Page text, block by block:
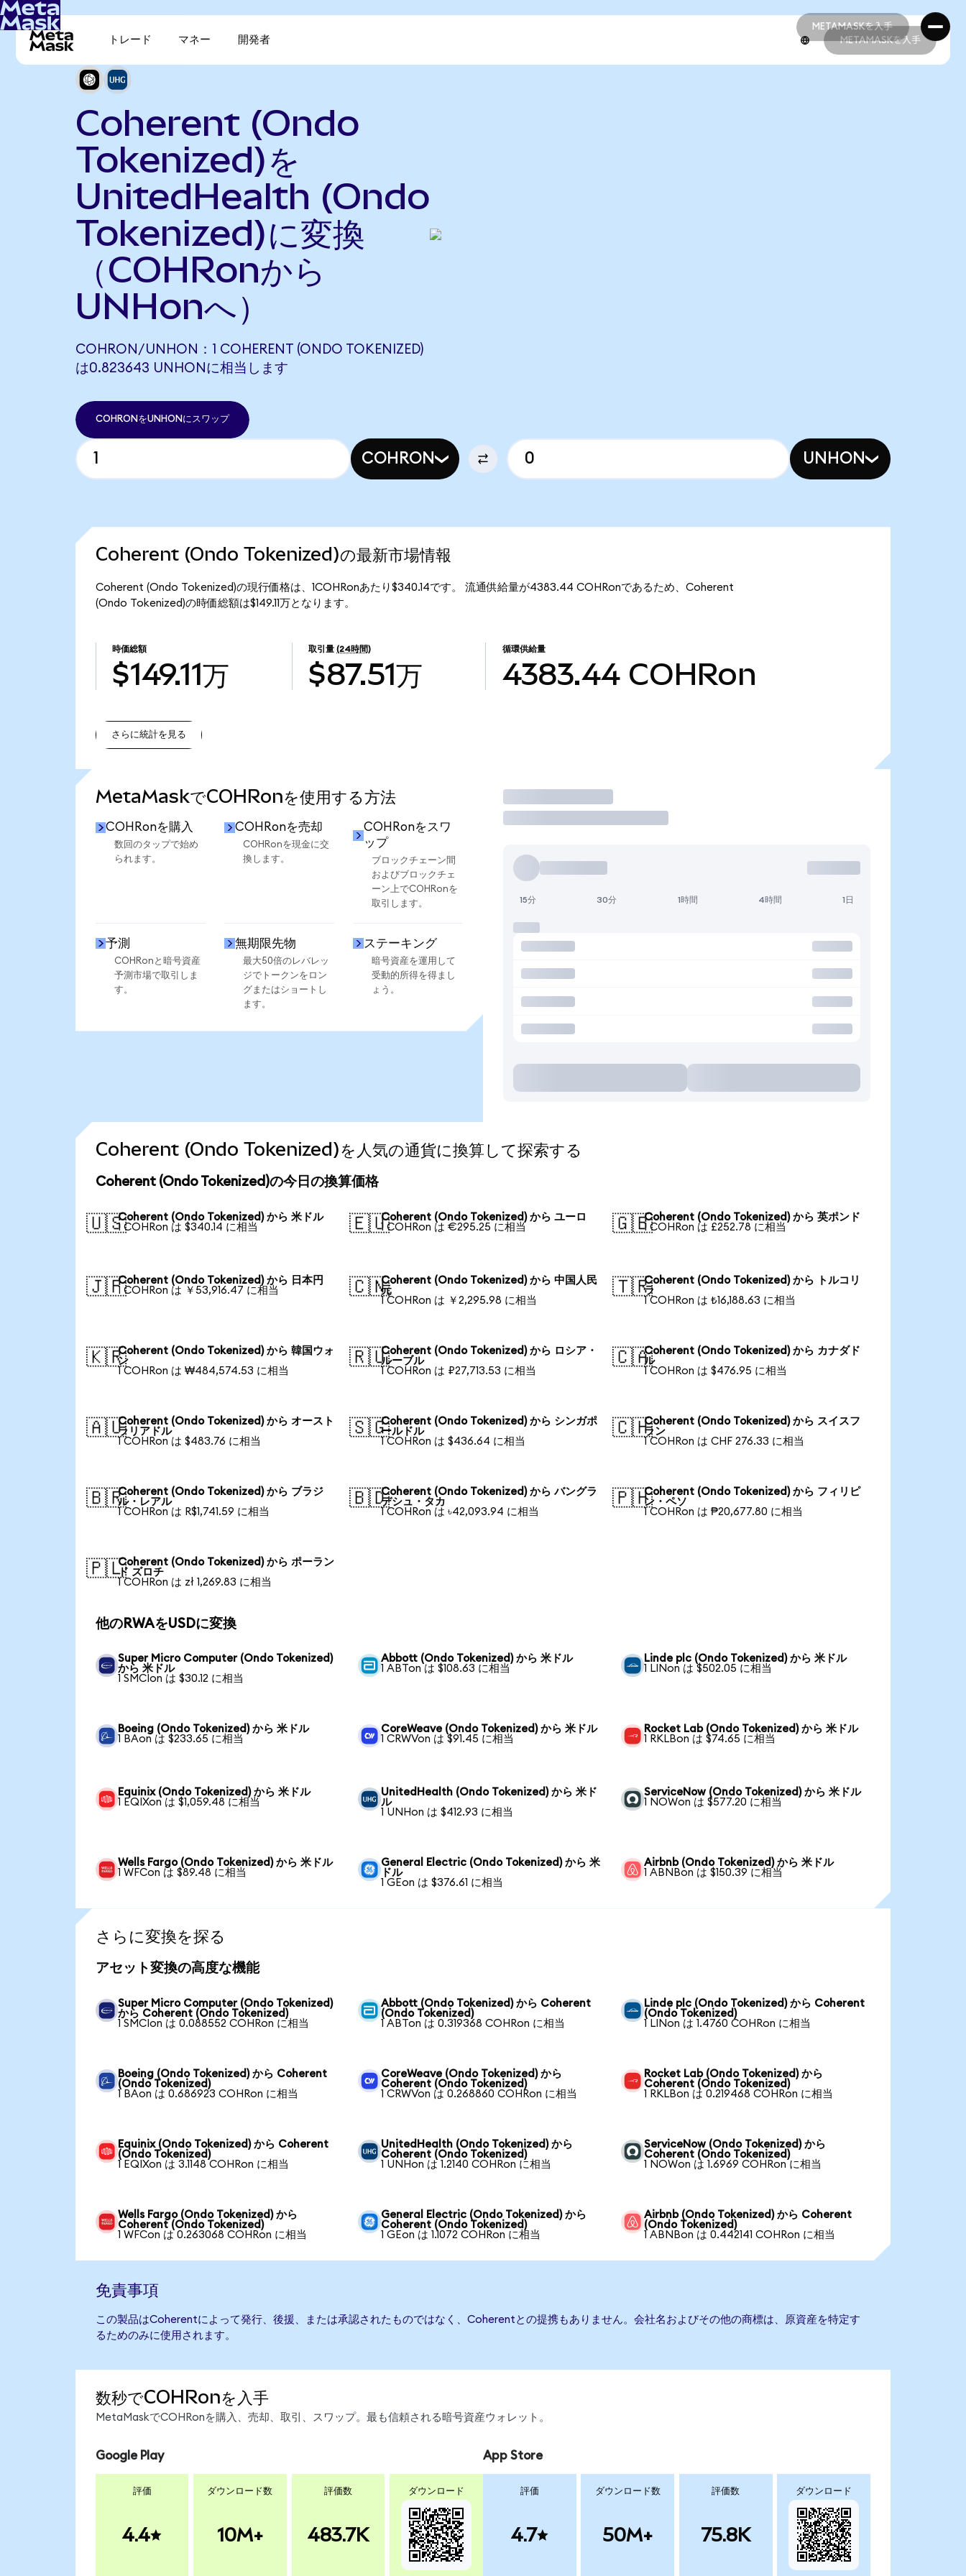
METAMASKを入手
METAMASKを入手
トレード マネー 開発者 METAMASKを入手
Coherent (Ondo
Tokenized)を
UnitedHealth (Ondo
Tokenized)に変換
（COHRonから
UNHonへ）
COHRON/UNHON：1 COHERENT (ONDO TOKENIZED)
は0.823643 UNHONに相当します
COHRONをUNHONにスワップ
COHRON UNHON
Coherent (Ondo Tokenized)の最新市場情報
Coherent (Ondo Tokenized)の現行価格は、1COHRonあたり$340.14です。 流通供給量が4383.44 COHRonであるため、Coherent
(Ondo Tokenized)の時価総額は$149.11万となります。
時価総額
$149.11万
取引量 (24時間)
$87.51万
循環供給量
4383.44 COHRon
さらに統計を見る
MetaMaskでCOHRonを使用する方法
COHRonを購入
数回のタップで始め
られます。
COHRonを売却
COHRonを現金に交
換します。
COHRonをスワ
ップ
ブロックチェーン間
およびブロックチェ
ーン上でCOHRonを
取引します。
予測
COHRonと暗号資産
予測市場で取引しま
す。
無期限先物
最大50倍のレバレッ
ジでトークンをロン
グまたはショートし
ます。
ステーキング
暗号資産を運用して
受動的所得を得まし
ょう。
取引
15分 30分 1時間 4時間 1日
Coherent (Ondo Tokenized)を人気の通貨に換算して探索する
Coherent (Ondo Tokenized)の今日の換算価格
🇺🇸Coherent (Ondo Tokenized) から 米ドル
1 COHRon は $340.14 に相当
🇪🇺Coherent (Ondo Tokenized) から ユーロ
1 COHRon は €295.25 に相当
🇬🇧Coherent (Ondo Tokenized) から 英ポンド
1 COHRon は £252.78 に相当
🇯🇵Coherent (Ondo Tokenized) から 日本円
1 COHRon は ￥53,916.47 に相当
🇨🇳Coherent (Ondo Tokenized) から 中国人民
元
1 COHRon は ￥2,295.98 に相当
🇹🇷Coherent (Ondo Tokenized) から トルコリ
ラ
1 COHRon は ₺16,188.63 に相当
🇰🇷Coherent (Ondo Tokenized) から 韓国ウォ
ン
1 COHRon は ₩484,574.53 に相当
🇷🇺Coherent (Ondo Tokenized) から ロシア・
ルーブル
1 COHRon は ₽27,713.53 に相当
🇨🇦Coherent (Ondo Tokenized) から カナダド
ル
1 COHRon は $476.95 に相当
🇦🇺Coherent (Ondo Tokenized) から オースト
ラリアドル
1 COHRon は $483.76 に相当
🇸🇬Coherent (Ondo Tokenized) から シンガポ
ールドル
1 COHRon は $436.64 に相当
🇨🇭Coherent (Ondo Tokenized) から スイスフ
ラン
1 COHRon は CHF 276.33 に相当
🇧🇷Coherent (Ondo Tokenized) から ブラジ
ル・レアル
1 COHRon は R$1,741.59 に相当
🇧🇩Coherent (Ondo Tokenized) から バングラ
デシュ・タカ
1 COHRon は ৳42,093.94 に相当
🇵🇭Coherent (Ondo Tokenized) から フィリピ
ン・ペソ
1 COHRon は ₱20,677.80 に相当
🇵🇱Coherent (Ondo Tokenized) から ポーラン
ド ズロチ
1 COHRon は zł 1,269.83 に相当
他のRWAをUSDに変換
Super Micro Computer (Ondo Tokenized)
から 米ドル
1 SMCIon は $30.12 に相当
Abbott (Ondo Tokenized) から 米ドル
1 ABTon は $108.63 に相当
Linde plc (Ondo Tokenized) から 米ドル
1 LINon は $502.05 に相当
Boeing (Ondo Tokenized) から 米ドル
1 BAon は $233.65 に相当
CoreWeave (Ondo Tokenized) から 米ドル
1 CRWVon は $91.45 に相当
Rocket Lab (Ondo Tokenized) から 米ドル
1 RKLBon は $74.65 に相当
Equinix (Ondo Tokenized) から 米ドル
1 EQIXon は $1,059.48 に相当
UnitedHealth (Ondo Tokenized) から 米ド
ル
1 UNHon は $412.93 に相当
ServiceNow (Ondo Tokenized) から 米ドル
1 NOWon は $577.20 に相当
Wells Fargo (Ondo Tokenized) から 米ドル
1 WFCon は $89.48 に相当
General Electric (Ondo Tokenized) から 米
ドル
1 GEon は $376.61 に相当
Airbnb (Ondo Tokenized) から 米ドル
1 ABNBon は $150.39 に相当
さらに変換を探る
アセット変換の高度な機能
Super Micro Computer (Ondo Tokenized)
から Coherent (Ondo Tokenized)
1 SMCIon は 0.088552 COHRon に相当
Abbott (Ondo Tokenized) から Coherent
(Ondo Tokenized)
1 ABTon は 0.319368 COHRon に相当
Linde plc (Ondo Tokenized) から Coherent
(Ondo Tokenized)
1 LINon は 1.4760 COHRon に相当
Boeing (Ondo Tokenized) から Coherent
(Ondo Tokenized)
1 BAon は 0.686923 COHRon に相当
CoreWeave (Ondo Tokenized) から
Coherent (Ondo Tokenized)
1 CRWVon は 0.268860 COHRon に相当
Rocket Lab (Ondo Tokenized) から
Coherent (Ondo Tokenized)
1 RKLBon は 0.219468 COHRon に相当
Equinix (Ondo Tokenized) から Coherent
(Ondo Tokenized)
1 EQIXon は 3.1148 COHRon に相当
UnitedHealth (Ondo Tokenized) から
Coherent (Ondo Tokenized)
1 UNHon は 1.2140 COHRon に相当
ServiceNow (Ondo Tokenized) から
Coherent (Ondo Tokenized)
1 NOWon は 1.6969 COHRon に相当
Wells Fargo (Ondo Tokenized) から
Coherent (Ondo Tokenized)
1 WFCon は 0.263068 COHRon に相当
General Electric (Ondo Tokenized) から
Coherent (Ondo Tokenized)
1 GEon は 1.1072 COHRon に相当
Airbnb (Ondo Tokenized) から Coherent
(Ondo Tokenized)
1 ABNBon は 0.442141 COHRon に相当
免責事項
この製品はCoherentによって発行、後援、または承認されたものではなく、Coherentとの提携もありません。会社名およびその他の商標は、原資産を特定す
るためのみに使用されます。
数秒でCOHRonを入手
MetaMaskでCOHRonを購入、売却、取引、スワップ。最も信頼される暗号資産ウォレット。
Google Play
評価
4.4
ダウンロード数
10M+
評価数
483.7K
ダウンロード
App Store
評価
4.7
ダウンロード数
50M+
評価数
75.8K
ダウンロード